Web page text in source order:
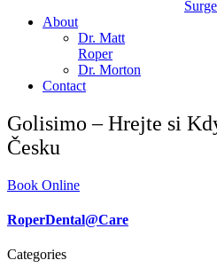
About
Dr. Matt
Roper
Dr. Morton
Contact
Golisimo – Hrejte si
Česku
Book Online
RoperDental@Care
Categories